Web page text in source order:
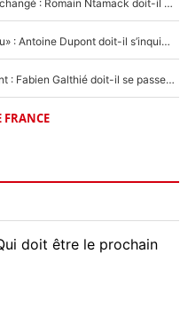
XV de France - Matthieu Jalibert a tout changé : Romain Ntamack doit-il s’inquiéter pour sa place à un an de la Coupe du monde ?
«Le XV de France est meilleur avec Lucu» : Antoine Dupont doit-il s’inquiéter pour sa place ?
Le XV de France a trouvé son remplaçant : Fabien Galthié doit-il se passer d'Antoine Dupont ?
FRANCE
doit être le prochain